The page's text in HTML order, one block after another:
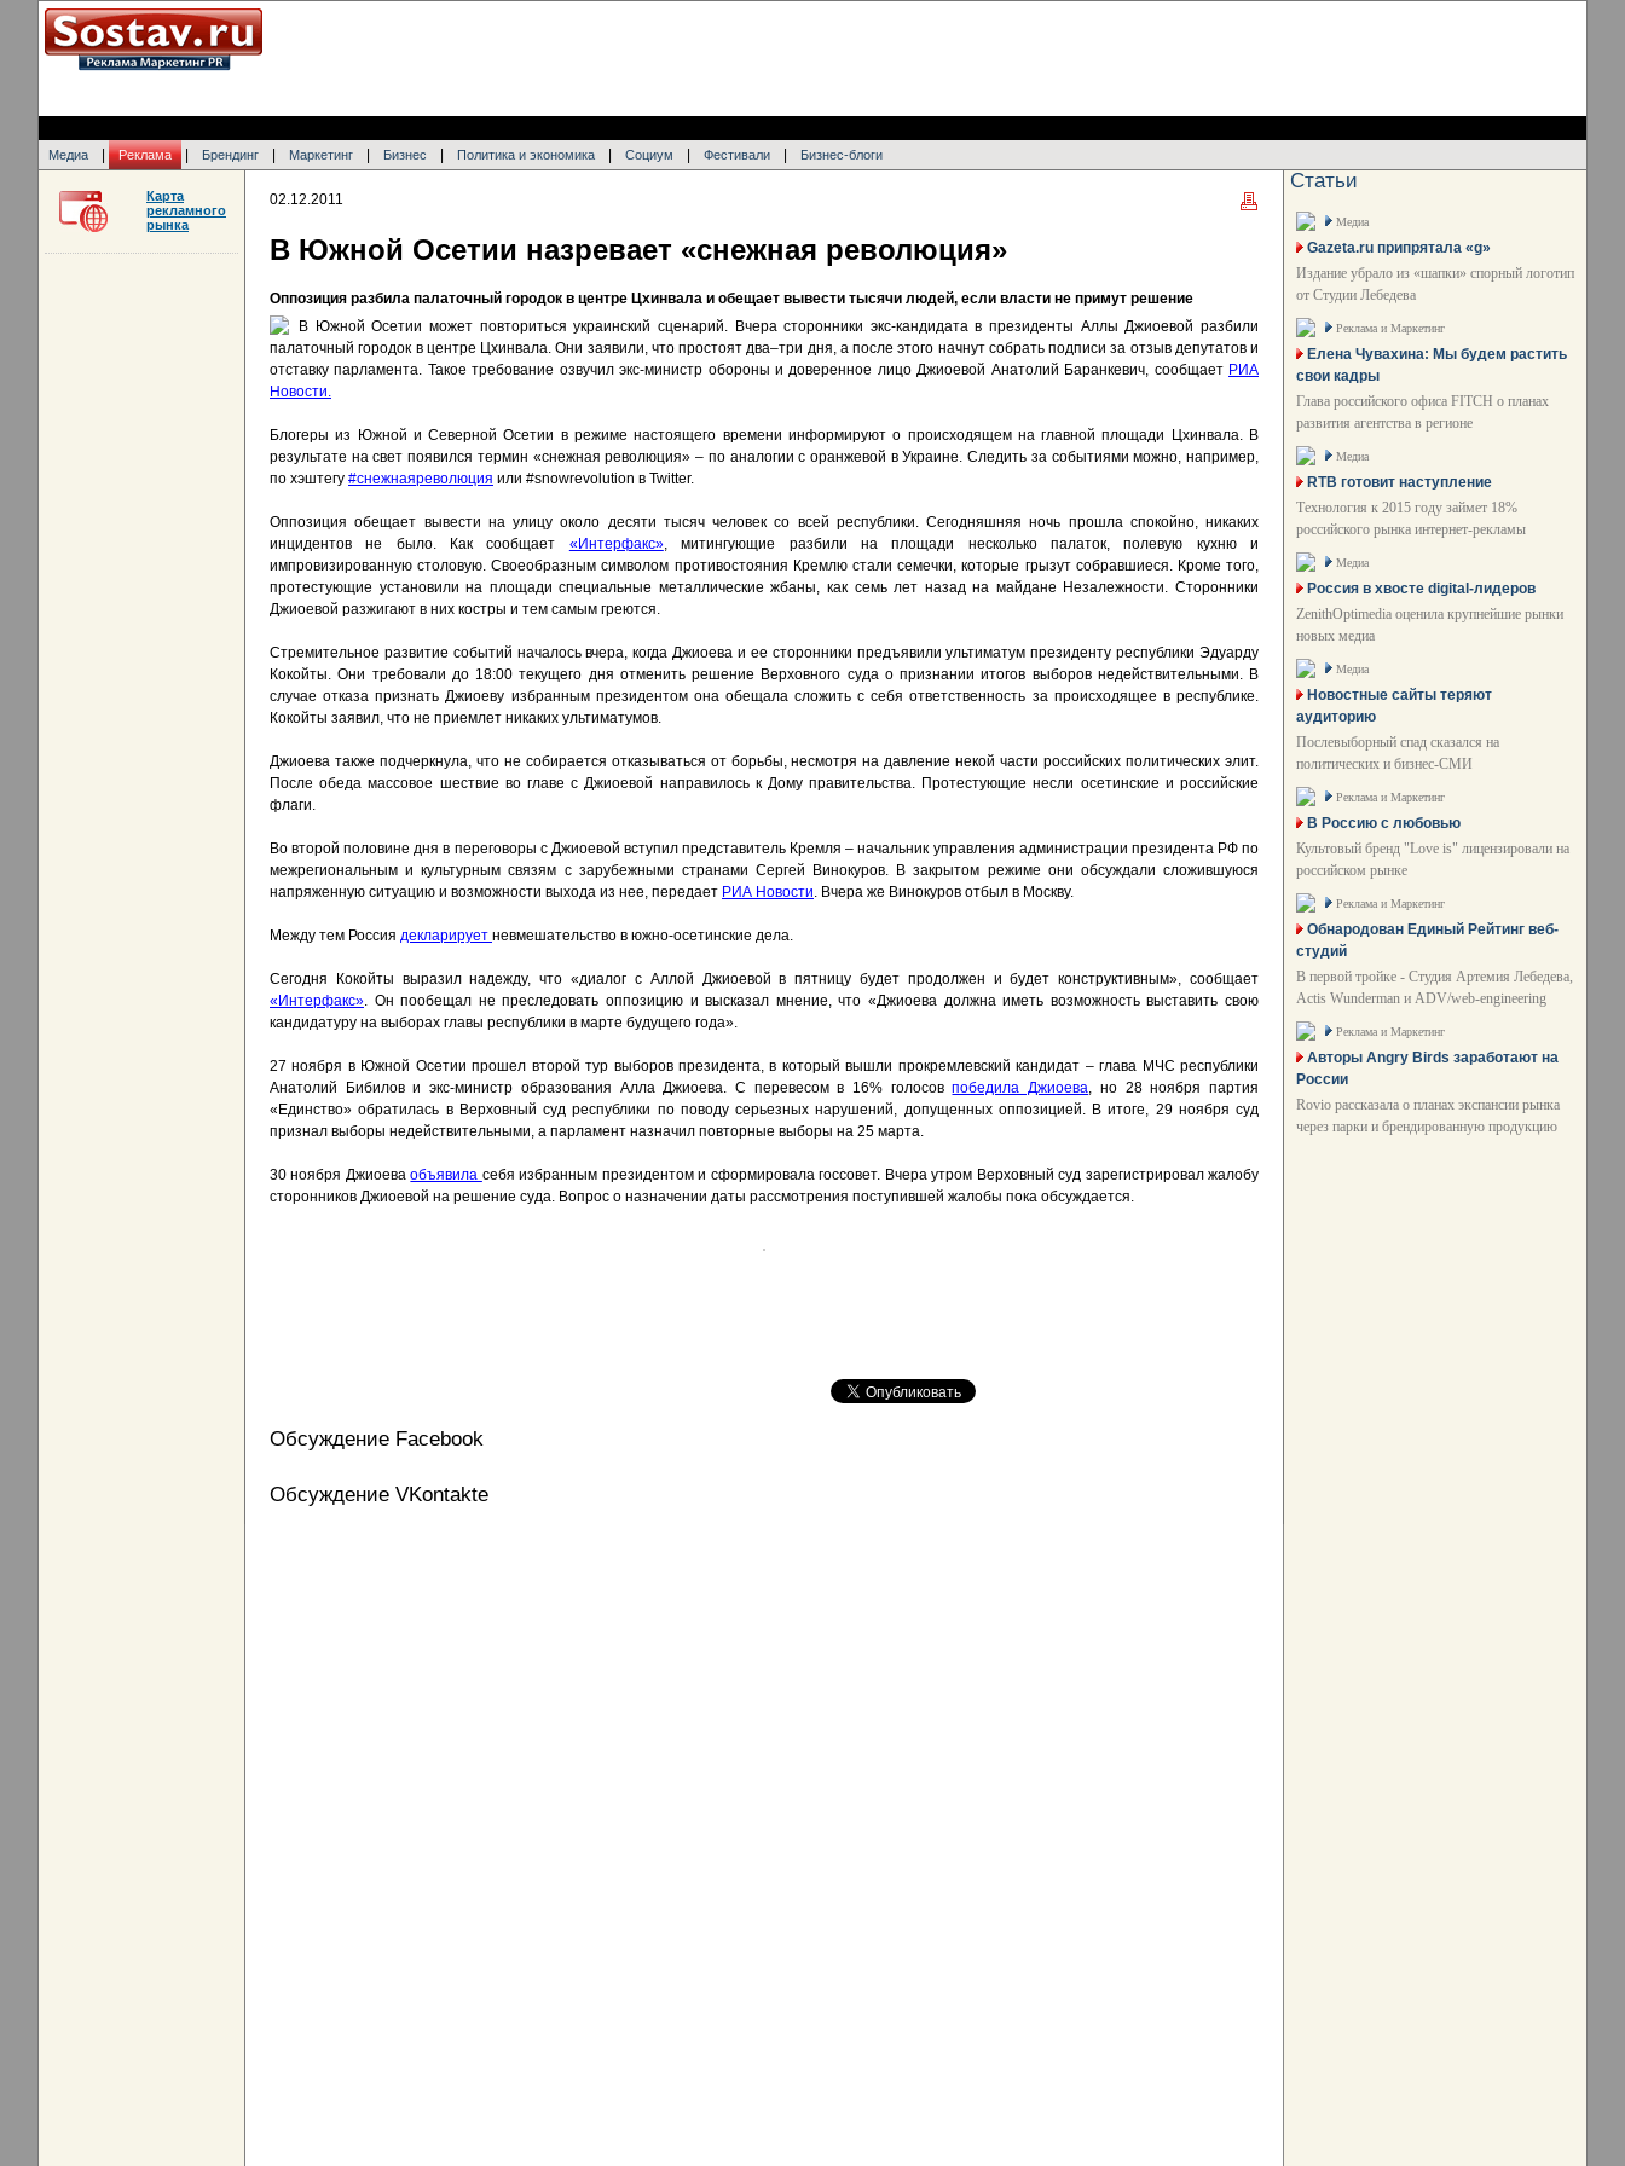
Медиа Реклама Брендинг Маркетинг Бизнес Политика и экономика Социум Фестивали Бизнес-блоги
02.12.2011
В Южной Осетии назревает «снежная революция»
Оппозиция разбила палаточный городок в центре Цхинвала и обещает вывести тысячи людей, если власти не примут решение
В Южной Осетии может повториться украинский сценарий. Вчера сторонники экс-кандидата в президенты Аллы Джиоевой разбили
палаточный городок в центре Цхинвала. Они заявили, что простоят два–три дня, а после этого начнут собрать подписи за отзыв депутатов и
отставку парламента. Такое требование озвучил экс-министр обороны и доверенное лицо Джиоевой Анатолий Баранкевич, сообщает РИА
Новости.
Блогеры из Южной и Северной Осетии в режиме настоящего времени информируют о происходящем на главной площади Цхинвала. В
результате на свет появился термин «снежная революция» – по аналогии с оранжевой в Украине. Следить за событиями можно, например,
по хэштегу #снежнаяреволюция или #snowrevolution в Twitter.
Оппозиция обещает вывести на улицу около десяти тысяч человек со всей республики. Сегодняшняя ночь прошла спокойно, никаких
инцидентов не было. Как сообщает «Интерфакс», митингующие разбили на площади несколько палаток, полевую кухню и
импровизированную столовую. Своеобразным символом противостояния Кремлю стали семечки, которые грызут собравшиеся. Кроме того,
протестующие установили на площади специальные металлические жбаны, как семь лет назад на майдане Незалежности. Сторонники
Джиоевой разжигают в них костры и тем самым греются.
Стремительное развитие событий началось вчера, когда Джиоева и ее сторонники предъявили ультиматум президенту республики Эдуарду
Кокойты. Они требовали до 18:00 текущего дня отменить решение Верховного суда о признании итогов выборов недействительными. В
случае отказа признать Джиоеву избранным президентом она обещала сложить с себя ответственность за происходящее в республике.
Кокойты заявил, что не приемлет никаких ультиматумов.
Джиоева также подчеркнула, что не собирается отказываться от борьбы, несмотря на давление некой части российских политических элит.
После обеда массовое шествие во главе с Джиоевой направилось к Дому правительства. Протестующие несли осетинские и российские
флаги.
Во второй половине дня в переговоры с Джиоевой вступил представитель Кремля – начальник управления администрации президента РФ по
межрегиональным и культурным связям с зарубежными странами Сергей Винокуров. В закрытом режиме они обсуждали сложившуюся
напряженную ситуацию и возможности выхода из нее, передает РИА Новости. Вчера же Винокуров отбыл в Москву.
Между тем Россия декларирует невмешательство в южно-осетинские дела.
Сегодня Кокойты выразил надежду, что «диалог с Аллой Джиоевой в пятницу будет продолжен и будет конструктивным», сообщает
«Интерфакс». Он пообещал не преследовать оппозицию и высказал мнение, что «Джиоева должна иметь возможность выставить свою
кандидатуру на выборах главы республики в марте будущего года».
27 ноября в Южной Осетии прошел второй тур выборов президента, в который вышли прокремлевский кандидат – глава МЧС республики
Анатолий Бибилов и экс-министр образования Алла Джиоева. С перевесом в 16% голосовпобедила Джиоева, но 28 ноября партия
«Единство» обратилась в Верховный суд республики по поводу серьезных нарушений, допущенных оппозицией. В итоге, 29 ноября суд
признал выборы недействительными, а парламент назначил повторные выборы на 25 марта.
30 ноября Джиоеваобъявила себя избранным президентом и сформировала госсовет. Вчера утром Верховный суд зарегистрировал жалобу
сторонников Джиоевой на решение суда. Вопрос о назначении даты рассмотрения поступившей жалобы пока обсуждается.
Обсуждение Facebook
Обсуждение VKontakte
Карта
рекламного
рынка
Статьи
Медиа
Gazeta.ru припрятала «g»
Издание убрало из «шапки» спорный логотип
от Студии Лебедева
Реклама и Маркетинг
Елена Чувахина: Мы будем растить
свои кадры
Глава российского офиса FITCH о планах
развития агентства в регионе
Медиа
RTB готовит наступление
Технология к 2015 году займет 18%
российского рынка интернет-рекламы
Медиа
Россия в хвосте digital-лидеров
ZenithOptimedia оценила крупнейшие рынки
новых медиа
Медиа
Новостные сайты теряют
аудиторию
Послевыборный спад сказался на
политических и бизнес-СМИ
Реклама и Маркетинг
В Россию с любовью
Культовый бренд "Love is" лицензировали на
российском рынке
Реклама и Маркетинг
Обнародован Единый Рейтинг веб-
студий
В первой тройке - Студия Артемия Лебедева,
Actis Wunderman и ADV/web-engineering
Реклама и Маркетинг
Авторы Angry Birds заработают на
России
Rovio рассказала о планах экспансии рынка
через парки и брендированную продукцию